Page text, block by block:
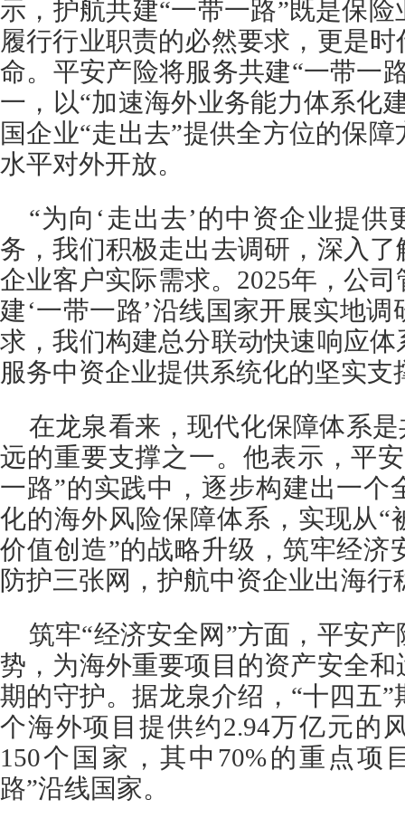
示，护航共建“一带一路”既是保
履行行业职责的必然要求，更是
命。平安产险将服务共建“一带一
一，以“加速海外业务能力体系化
国企业“走出去”提供全方位的保
水平对外开放。
“为向‘走出去’的中资企业提
务，我们积极走出去调研，深入
企业客户实际需求。2025年，公
建‘一带一路’沿线国家开展实地
求，我们构建总分联动快速响应
服务中资企业提供系统化的坚实支
在龙泉看来，现代化保障体系
远的重要支撑之一。他表示，平
一路”的实践中，逐步构建出一个
化的海外风险保障体系，实现从“
价值创造”的战略升级，筑牢经济
防护三张网，护航中资企业出海行
筑牢“经济安全网”方面，平安
势，为海外重要项目的资产安全
期的守护。据龙泉介绍，“十四五
个海外项目提供约2.94万亿元的
150个国家，其中70%的重点项
路”沿线国家。